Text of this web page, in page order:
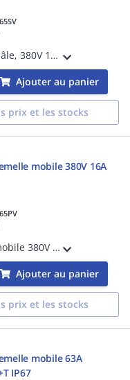
Fiche mobile mâle, 380V 16A 3P+T+N, position Terre 6h (rouge), raccordement à visser, degré IP44
Ajouter au panier
prix et les stocks
mobile 380V 16A
Prise femelle mobile 380V 16A 3P+T+N, position Terre 6h (rouge), raccordement à visser, degré IP44
Ajouter au panier
prix et les stocks
mobile 63A
IP67